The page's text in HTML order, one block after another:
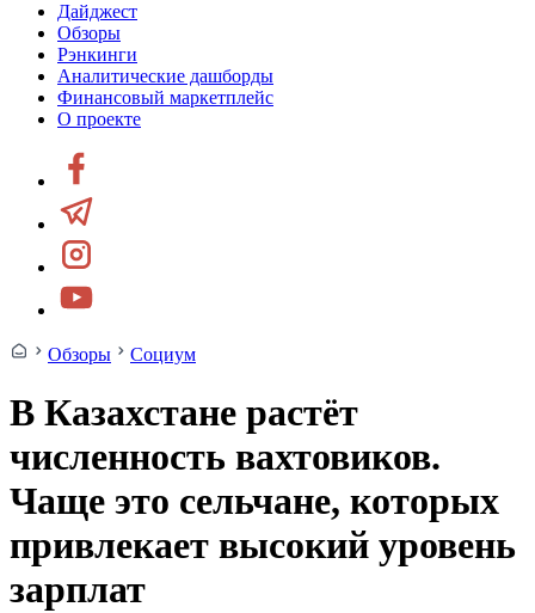
Дайджест
Обзоры
Рэнкинги
Аналитические дашборды
Финансовый маркетплейс
О проекте
Обзоры Социум
В Казахстане растёт
численность вахтовиков.
Чаще это сельчане, которых
привлекает высокий уровень
зарплат